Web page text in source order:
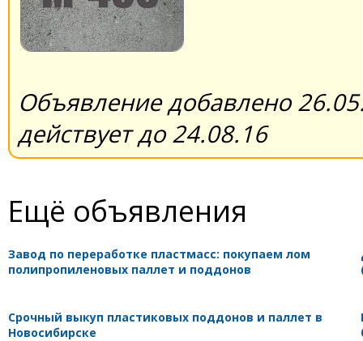
Объявление добавлено
действует до 24.08.16
Ещё объявления
Завод по переработке пластмасс: покупаем лом
полипропиленовых паллет и поддонов
Срочный выкуп пластиковых поддонов и паллет в
Новосибирске